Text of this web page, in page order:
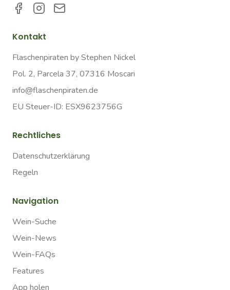
Kontakt
Flaschenpiraten by Stephen Nickel
Pol. 2, Parcela 37, 07316 Moscari
info@flaschenpiraten.de
EU Steuer-ID: ESX9623756G
Rechtliches
Datenschutzerklärung
Regeln
Navigation
Wein-Suche
Wein-News
Wein-FAQs
Features
App holen